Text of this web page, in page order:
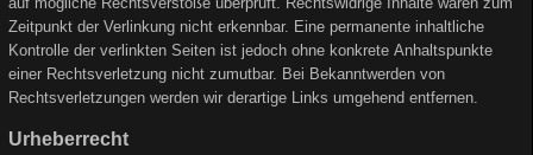
Zeitpunkt der Verlinkung nicht erkennbar. Eine permanente inhaltliche
Kontrolle der verlinkten Seiten ist jedoch ohne konkrete Anhaltspunkte
einer Rechtsverletzung nicht zumutbar. Bei Bekanntwerden von
Rechtsverletzungen werden wir derartige Links umgehend entfernen.
Urheberrecht